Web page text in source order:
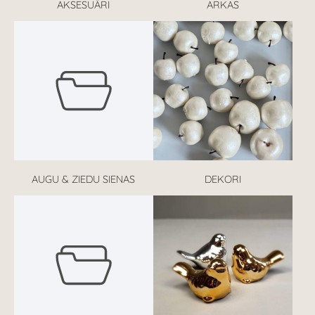
AKSESUĀRI ARKAS
AUGU & ZIEDU SIENAS DEKORI